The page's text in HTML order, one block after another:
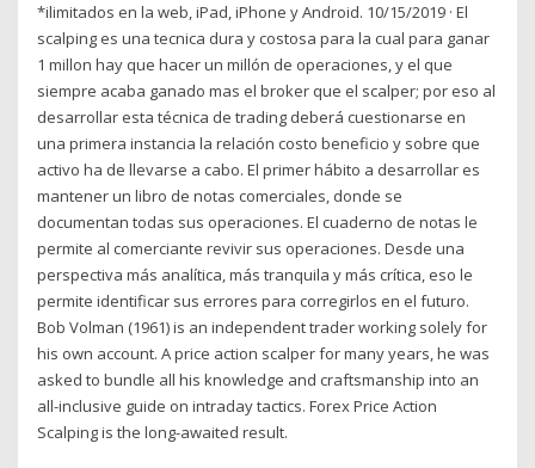
*ilimitados en la web, iPad, iPhone y Android. 10/15/2019 · El
scalping es una tecnica dura y costosa para la cual para ganar
1 millon hay que hacer un millón de operaciones, y el que
siempre acaba ganado mas el broker que el scalper; por eso al
desarrollar esta técnica de trading deberá cuestionarse en
una primera instancia la relación costo beneficio y sobre que
activo ha de llevarse a cabo. El primer hábito a desarrollar es
mantener un libro de notas comerciales, donde se
documentan todas sus operaciones. El cuaderno de notas le
permite al comerciante revivir sus operaciones. Desde una
perspectiva más analítica, más tranquila y más crítica, eso le
permite identificar sus errores para corregirlos en el futuro.
Bob Volman (1961) is an independent trader working solely for
his own account. A price action scalper for many years, he was
asked to bundle all his knowledge and craftsmanship into an
all-inclusive guide on intraday tactics. Forex Price Action
Scalping is the long-awaited result.